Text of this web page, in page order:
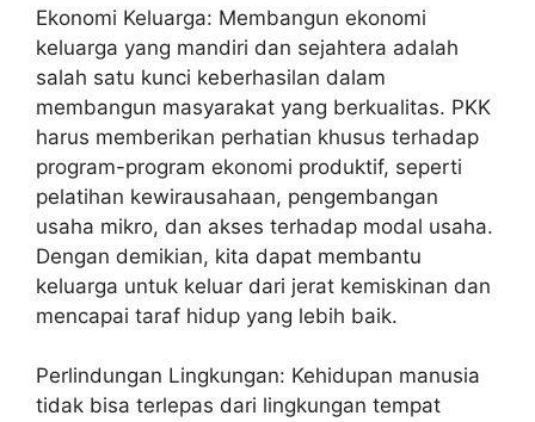
Ekonomi Keluarga: Membangun ekonomi
keluarga yang mandiri dan sejahtera adalah
salah satu kunci keberhasilan dalam
membangun masyarakat yang berkualitas. PKK
harus memberikan perhatian khusus terhadap
program-program ekonomi produktif, seperti
pelatihan kewirausahaan, pengembangan
usaha mikro, dan akses terhadap modal usaha.
Dengan demikian, kita dapat membantu
keluarga untuk keluar dari jerat kemiskinan dan
mencapai taraf hidup yang lebih baik.
Perlindungan Lingkungan: Kehidupan manusia
tidak bisa terlepas dari lingkungan tempat